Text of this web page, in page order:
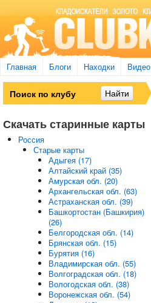
Главная Блоги Находки Видео
Скачать старинные карты
Россия
Старые карты
Адыгея (17)
Алтайский край (35)
Амурская обл. (20)
Архангельская обл. (63)
Астраханская обл. (39)
Башкортостан (Башкирия)
(26)
Белгородская обл. (14)
Брянская обл. (15)
Бурятия (16)
Владимирская обл. (55)
Волгоградская обл. (18)
Вологодская обл. (38)
Воронежская обл. (54)